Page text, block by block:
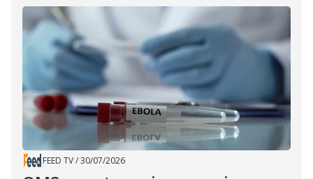
FEED TV/30/07/2026